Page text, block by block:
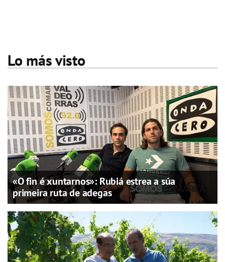
Lo más visto
«O fin é xuntarnos»: Rubiá estrea a súa
primeira ruta de adegas